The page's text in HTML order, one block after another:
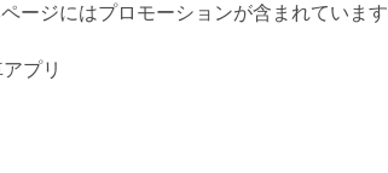
ージにはプロモーションが含まれています